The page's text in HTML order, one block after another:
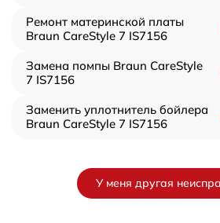
Ремонт материнской платы
Braun CareStyle 7 IS7156
Замена помпы Braun CareStyle
7 IS7156
Заменить уплотнитель бойлера
Braun CareStyle 7 IS7156
У меня другая